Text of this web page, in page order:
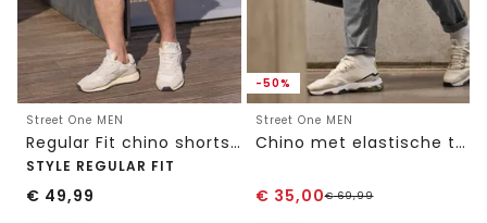
Street One MEN
Regular Fit chino shorts met zakken
STYLE REGULAR FIT
€ 49,99
-50%
Street One MEN
Chino met elastische tailleband
€ 35,00€69,99